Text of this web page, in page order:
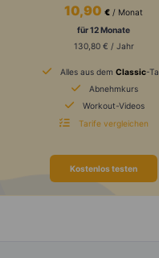
10,90 € / Monat
für 12 Monate
130,80 € / Jahr
Alles aus dem Classic-
Abnehmkurs
Workout-Videos
Tarife vergleichen
Kostenlos testen